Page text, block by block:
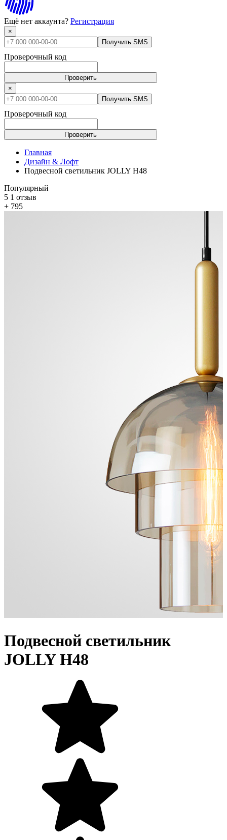
Ещё нет аккаунта? Регистрация
×
Получить SMS
Проверочный код
Проверить
×
Получить SMS
Проверочный код
Проверить
Главная
Дизайн & Лофт
Подвесной светильник JOLLY H48
Популярный
5 1 отзыв
+ 795
Подвесной светильник
JOLLY H48